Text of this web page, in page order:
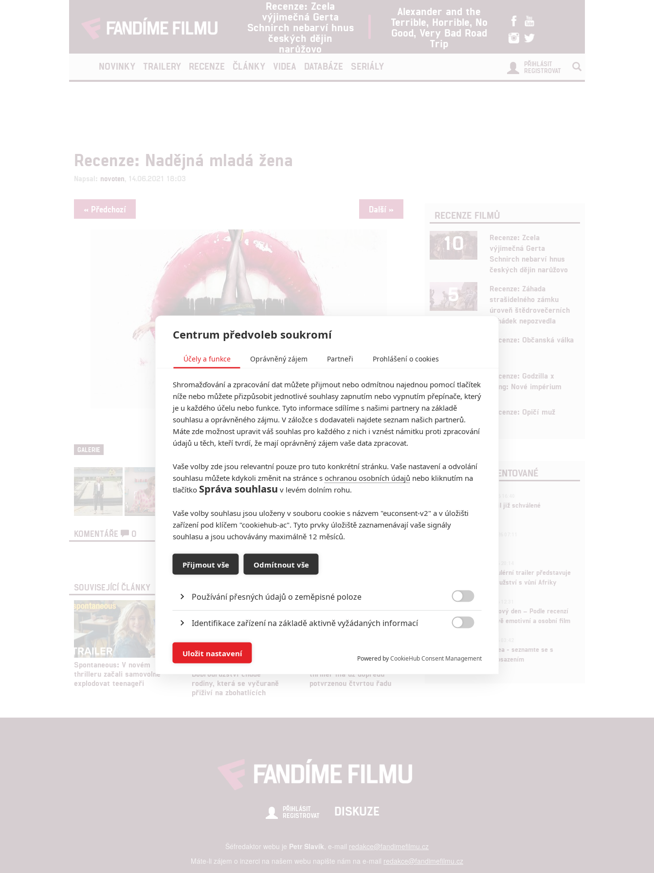
Recenze: Zcela
výjimečná Gerta
Schnirch nebarví hnus
českých dějin
narůžovo
Alexander and the
Terrible, Horrible, No
Good, Very Bad Road
Trip
NOVINKY TRAILERY RECENZE ČLÁNKY VIDEA DATABÁZE SERIÁLY
PŘIHLÁSIT
REGISTROVAT
Recenze: Nadějná mladá žena
Napsal: novoten , 14.06.2021 18:03
« Předchozí Další »
Focus Features
Nadějná mladá žena | Fandíme filmu
GALERIE
KOMENTÁŘE 0
Vstoupit do diskuze
SOUVISEJÍCÍ ČLÁNKY
Spontaneous: V novém
thrilleru začali samovolně
explodovat teenageři
Recenze: Parazit -
Dobrodružství chudé
rodiny, která se vyčuraně
přiživí na zbohatlících
thriller má už dopředu
potvrzenou čtvrtou řadu
RECENZE FILMŮ
10
Recenze: Zcela
výjimečná Gerta
Schnirch nebarví hnus
českých dějin narůžovo
5
Recenze: Záhada
strašidelného zámku
úroveň štědrovečerních
pohádek nepozvedla
Recenze: Občanská válka
6
Recenze: Godzilla x
Kong: Nové impérium
8 Recenze: Opičí muž
POSLEDNÍ KOMENTOVANÉ
Marvel nečekaně zrušil již schválené
pokračování
433
Děti krve a kostí: Regulérní trailer představuje
akční fantasy dobrodružství s vůní Afriky
ČLÁNEK | 30.07.2026 12:31
Spider-Man: Zbrusu nový den – Podle recenzí
máme čekat překvapivě emotivní a osobní film
Velké preview: Odyssea - seznamte se s
maximálně nabitým obsazením
PŘIHLÁSIT
REGISTROVAT
DISKUZE
Šéfredaktor webu je Petr Slavík , e-mail redakce@fandimefilmu.cz
Máte-li zájem o inzerci na našem webu napište nám na e-mail redakce@fandimefilmu.cz
Centrum předvoleb soukromí
Účely a funkce Oprávněný zájem Partneři Prohlášení o cookies
Shromažďování a zpracování dat můžete přijmout nebo odmítnou najednou pomocí tlačítek
níže nebo můžete přizpůsobit jednotlivé souhlasy zapnutím nebo vypnutím přepínače, který
je u každého účelu nebo funkce. Tyto informace sdílíme s našimi partnery na základě
souhlasu a oprávněného zájmu. V záložce s dodavateli najdete seznam našich partnerů.
Máte zde možnost upravit váš souhlas pro každého z nich i vznést námitku proti zpracování
údajů u těch, kteří tvrdí, že mají oprávněný zájem vaše data zpracovat.
Vaše volby zde jsou relevantní pouze pro tuto konkrétní stránku. Vaše nastavení a odvolání
souhlasu můžete kdykoli změnit na stránce s ochranou osobních údajů nebo kliknutím na
tlačítko Správa souhlasu v levém dolním rohu.
Vaše volby souhlasu jsou uloženy v souboru cookie s názvem "euconsent-v2" a v úložišti
zařízení pod klíčem "cookiehub-ac". Tyto prvky úložiště zaznamenávají vaše signály
souhlasu a jsou uchovávány maximálně 12 měsíců.
Přijmout vše Odmítnout vše
Používání přesných údajů o zeměpisné poloze
Identifikace zařízení na základě aktivně vyžádaných informací
Ukládání a/nebo přístup k informacím v zařízení

Reklama založená na omezených údajích a měření reklamy
Poskytování a zobrazování reklamy a obsahu
Powered byCookieHub Consent Management
Uložit nastavení